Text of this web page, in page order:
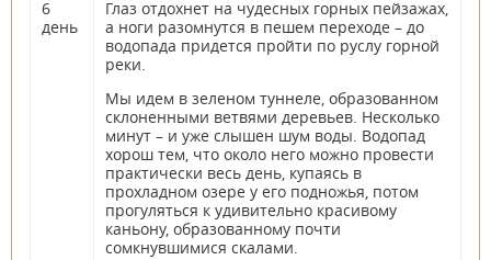
6
день
Глаз отдохнет на чудесных горных пейзажах,
а ноги разомнутся в пешем переходе – до
водопада придется пройти по руслу горной
реки.
Мы идем в зеленом туннеле, образованном
склоненными ветвями деревьев. Несколько
минут – и уже слышен шум воды. Водопад
хорош тем, что около него можно провести
практически весь день, купаясь в
прохладном озере у его подножья, потом
прогуляться к удивительно красивому
каньону, образованному почти
сомкнувшимися скалами.